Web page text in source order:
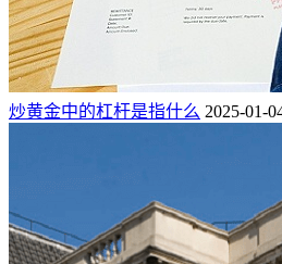
炒黄金中的杠杆是指什么 2025-01-